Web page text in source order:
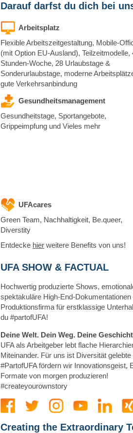
Darauf darfst du dich bei
Arbeitsplatz
Flexible Arbeitszeitgestaltung, Mobile-
(mit Option EU-Ausland), Teilzeitmodelle,
Stunden-Woche, 28 Urlaubstage &
Sonderurlaubstage, moderne
gute Verkehrsanbindung
Gesundheitsmanagement
Gesundheitstage, Sportangebote,
Grippeimpfung und Vieles mehr
UFAcares
Green Team, Nachhaltigkeit, Be.queer,
Diverstity
Entdecke hier weitere Benefits von uns!
UFA SHOW & FACTUAL
Hochwertig produzierte Shows,
spektakuläre High-End-
Produktionsfirma für erstklassige
du #partofUFA!
Deine Welt. Dein Weg. Deine
UFA als Arbeitgeber lebt flache
Miteinander. Für uns ist Diversität
#PartofUFA fördern wir Innovationsgeist,
Formate von morgen produzieren!
#createyourownstory
Creating the Extraordinary